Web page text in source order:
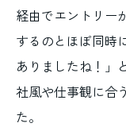
経由でエントリー
するのとほぼ同時
ありましたね！」
社風や仕事観に合
た。